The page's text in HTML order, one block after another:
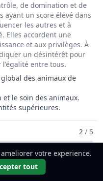
de domination et de
ayant un score élevé dans
les autres et à
Elles accordent une
et aux privilèges. À
un désintérêt pour
entre tous.
des animaux de
et le soin des animaux.
supérieures.
De Eleveur /2 / 5
en faveur de l'égalité,
tous les êtres vivants. Les
cette dimension sont
votre experience.
tout